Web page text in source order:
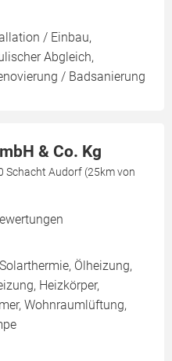
/ Einbau,
Abgleich,
/ Badsanierung
& Co. Kg
Schacht Audorf (25km von
Ölheizung,
Heizkörper,
Wohnraumlüftung,